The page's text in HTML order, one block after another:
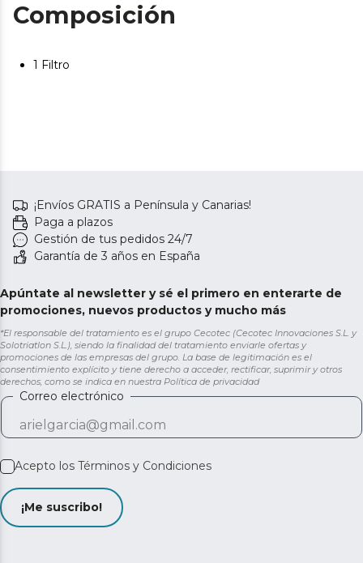
Composición
1 Filtro
¡Envíos GRATIS a Península y Canarias!
Paga a plazos
Gestión de tus pedidos 24/7
Garantía de 3 años en España
Apúntate al newsletter y sé el primero en enterarte de
promociones, nuevos productos y mucho más
*El responsable del tratamiento es el grupo Cecotec (Cecotec Innovaciones S.L. y
Solotriatlon S.L.), siendo la finalidad del tratamiento enviarle ofertas y
promociones de las empresas del grupo. La base de legitimación es el
consentimiento explícito y tiene derecho a acceder, rectificar, suprimir y otros
derechos, como se indica en nuestra Política de privacidad
Correo electrónico
Acepto los Términos y Condiciones
¡Me suscribo!